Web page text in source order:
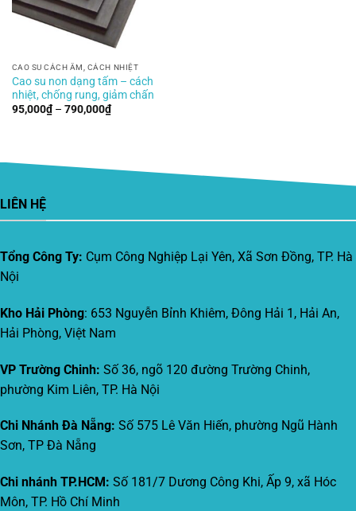
CAO SU CÁCH ÂM, CÁCH NHIỆT
Cao su non dạng tấm – cách
nhiệt, chống rung, giảm chấn
95,000₫ – 790,000₫Khoảng
giá:
LIÊN HỆ
Tổng Công Ty: Cụm Công Nghiệp Lại Yên, Xã Sơn Đồng, TP. Hà
Nội
Kho Hải Phòng: 653 Nguyễn Bỉnh Khiêm, Đông Hải 1, Hải An,
Hải Phòng, Việt Nam
VP Trường Chinh: Số 36, ngõ 120 đường Trường Chinh,
phường Kim Liên, TP. Hà Nội
Chi Nhánh Đà Nẵng: Số 575 Lê Văn Hiến, phường Ngũ Hành
Sơn, TP Đà Nẵng
Chi nhánh TP.HCM: Số 181/7 Dương Công Khi, Ấp 9, xã Hóc
Môn, TP. Hồ Chí Minh